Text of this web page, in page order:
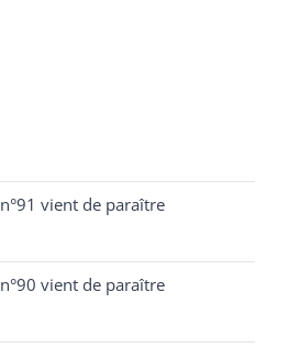
vient de paraître
vient de paraître